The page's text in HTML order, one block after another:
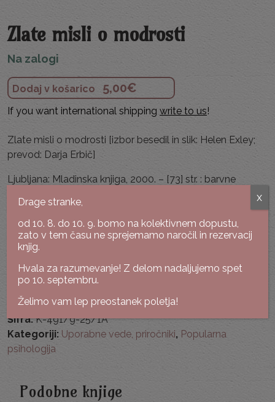
Zlate misli o modrosti
Na zalogi
Dodaj v košarico 5,00€
If you want international shipping write to us!
Zlate misli o modrosti [izbor besedil in slik: Helen Exley;
prevod: Darja Erbič]
Ljubljana: Mladinska knjiga, 2000. – [73] str. : barvne
Karton, zelo dobro ohranjen izvod (posvetilo).
lokacija: antikvariat
Povej naprej:
Šifra:K-491/9-25/1A
Kategoriji: Uporabne vede, priročniki, Popularna
psihologija
Podobne knjige
Drage stranke,
od 10. 8. do 10. 9. bomo na kolektivnem dopustu,
zato v tem času ne sprejemamo naročil in rezervacij
knjig.
Hvala za razumevanje! Z delom nadaljujemo spet
po 10. septembru.
Želimo vam lep preostanek poletja!
x